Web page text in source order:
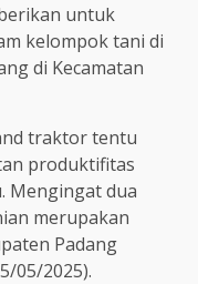
untuk
kelompok tani di
di Kecamatan
traktor tentu
produktifitas
Mengingat dua
merupakan
Padang
05/2025).